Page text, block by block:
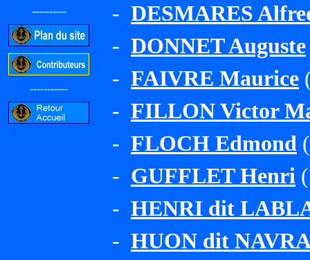
----------
-----------
- DESMARES
- DONNET Auguste
- FAIVRE Maurice
- FILLON Victor
- FLOCH Edmond
- GUFFLET Henri
- HENRI dit
- HUON dit